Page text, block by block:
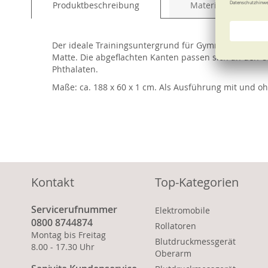
gallery
Produktbeschreibung Material und Pflege
Der ideale Trainingsuntergrund für Gymnastik mit
Matte. Die abgeflachten Kanten passen sich an den
Phthalaten.
Maße: ca. 188 x 60 x 1 cm. Als Ausführung mit und
Kontakt
Servicerufnummer
0800 8744874
Montag bis Freitag
8.00 - 17.30 Uhr
Top-Kategorien
Elektromobile
Rollatoren
Blutdruckmessgerät
Oberarm